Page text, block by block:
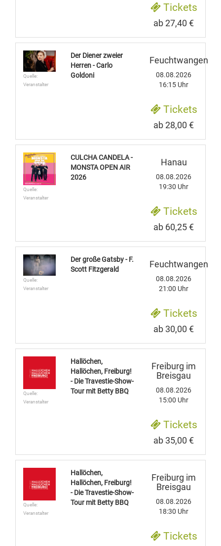
Tickets
ab 27,40 €
Quelle:
Veranstalter
Der Diener zweier
Herren - Carlo
Goldoni
Feuchtwangen
08.08.2026
16:15 Uhr
Tickets
ab 28,00 €
Quelle:
Veranstalter
CULCHA CANDELA -
MONSTA OPEN AIR
2026
Hanau
08.08.2026
19:30 Uhr
Tickets
ab 60,25 €
Quelle:
Veranstalter
Der große Gatsby - F.
Scott Fitzgerald
Feuchtwangen
08.08.2026
21:00 Uhr
Tickets
ab 30,00 €
Quelle:
Veranstalter
Hallöchen,
Hallöchen, Freiburg!
- Die Travestie-Show-
Tour mit Betty BBQ
Freiburg im
Breisgau
08.08.2026
15:00 Uhr
Tickets
ab 35,00 €
Quelle:
Veranstalter
Hallöchen,
Hallöchen, Freiburg!
- Die Travestie-Show-
Tour mit Betty BBQ
Freiburg im
Breisgau
08.08.2026
18:30 Uhr
Tickets